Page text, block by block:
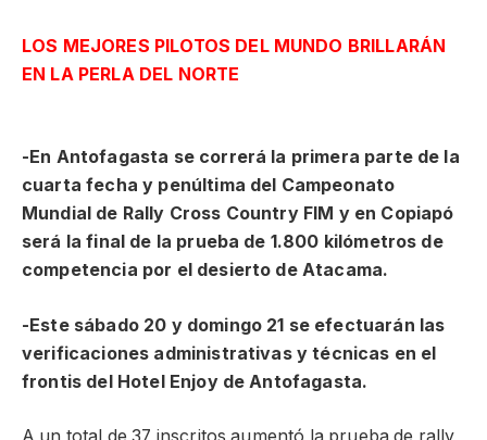
LOS MEJORES PILOTOS DEL MUNDO BRILLARÁN
EN LA PERLA DEL NORTE
-En Antofagasta se correrá la primera parte de la
cuarta fecha y penúltima del Campeonato
Mundial de Rally Cross Country FIM y en Copiapó
será la final de la prueba de 1.800 kilómetros de
competencia por el desierto de Atacama.
-Este sábado 20 y domingo 21 se efectuarán las
verificaciones administrativas y técnicas en el
frontis del Hotel Enjoy de Antofagasta.